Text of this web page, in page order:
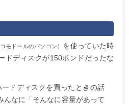
モドールのパソコン） を使っていた時
ドディスクが150ポンドだったな
ドディスクを買ったときの話
んなに「そんなに容量があって